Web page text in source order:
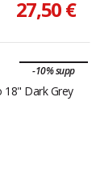
27,50 €
-10% supp